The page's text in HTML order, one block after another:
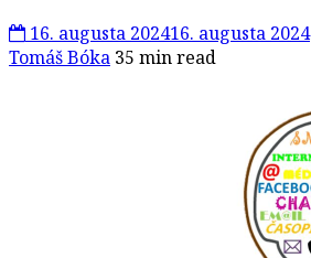
16. augusta 202416. augusta 2024
Tomáš Bóka 35 min read